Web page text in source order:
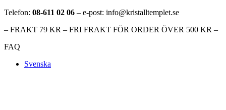
Telefon: 08-611 02 06 – e-post: info@kristalltemplet.se
– FRAKT 79 KR – FRI FRAKT FÖR ORDER ÖVER 500 KR –
FAQ
Svenska